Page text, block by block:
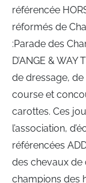
référencée
réformés de
:Parade des
D’ANGE &
de dressage, de
course et
carottes. Ces
l’association,
référencées
des chevaux de
champions des